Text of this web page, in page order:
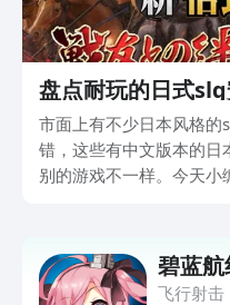
盘点耐玩的日式
市面上有不少日本风格
错，这些有中文版本的日
别的游戏不一样。今天
的评价都挺高的。碧蓝航
飞行射击